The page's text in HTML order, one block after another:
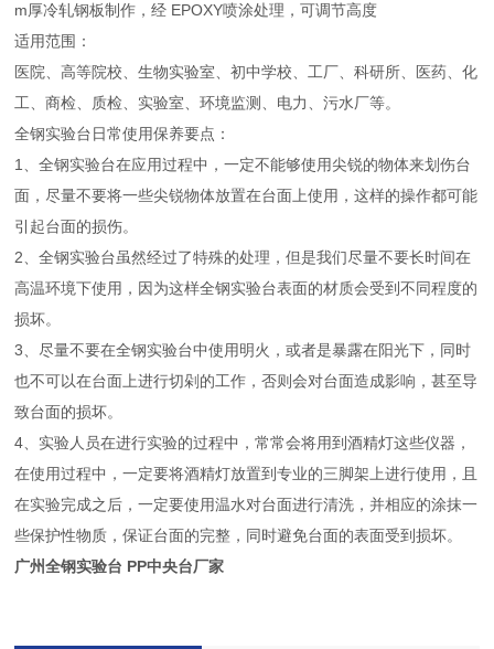
m厚冷轧钢板制作，经 EPOXY喷涂处理，可调节高度
适用范围：
医院、高等院校、生物实验室、初中学校、工厂、科研所、医药、化
工、商检、质检、实验室、环境监测、电力、污水厂等。
全钢实验台日常使用保养要点：
1、全钢实验台在应用过程中，一定不能够使用尖锐的物体来划伤台
面，尽量不要将一些尖锐物体放置在台面上使用，这样的操作都可能
引起台面的损伤。
2、全钢实验台虽然经过了特殊的处理，但是我们尽量不要长时间在
高温环境下使用，因为这样全钢实验台表面的材质会受到不同程度的
损坏。
3、尽量不要在全钢实验台中使用明火，或者是暴露在阳光下，同时
也不可以在台面上进行切剁的工作，否则会对台面造成影响，甚至导
致台面的损坏。
4、实验人员在进行实验的过程中，常常会将用到酒精灯这些仪器，
在使用过程中，一定要将酒精灯放置到专业的三脚架上进行使用，且
在实验完成之后，一定要使用温水对台面进行清洗，并相应的涂抹一
些保护性物质，保证台面的完整，同时避免台面的表面受到损坏。
广州全钢实验台 PP中央台厂家